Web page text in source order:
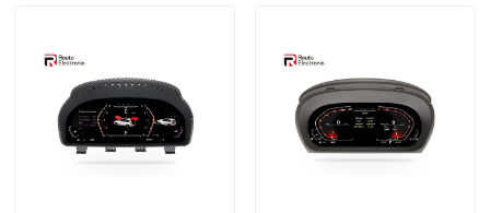
Contact